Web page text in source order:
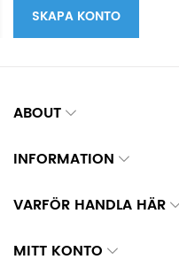
SKAPA KONTO
ABOUT
INFORMATION
VARFÖR HANDLA HÄR
MITT KONTO